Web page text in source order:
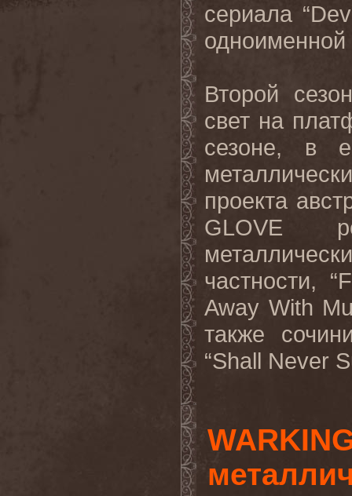
сериала “
одноименной
Второй
свет на
сезоне, в
проекта
GLOVE
частности, “
Away With
также
“Shall Never